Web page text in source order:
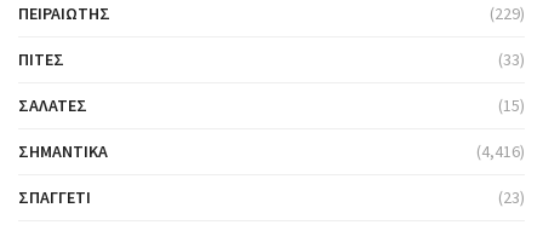
ΠΕΙΡΑΙΏΤΗΣ (229)
ΠΊΤΕΣ (33)
ΣΑΛΆΤΕΣ (15)
ΣΗΜΑΝΤΙΚΆ (4,416)
ΣΠΑΓΓΈΤΙ (23)